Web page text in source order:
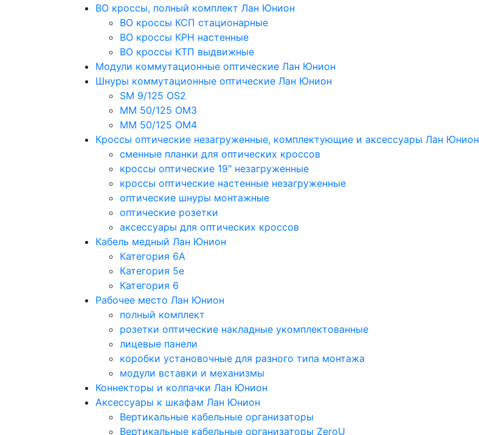
ВО кроссы, полный комплект Лан Юнион
ВО кроссы КСП стационарные
ВО кроссы КРН настенные
ВО кроссы КТП выдвижные
Модули коммутационные оптические Лан Юнион
Шнуры коммутационные оптические Лан Юнион
SM 9/125 OS2
MM 50/125 OM3
MM 50/125 OM4
Кроссы оптические незагруженные, комплектующие и аксессуары Лан Юнион
сменные планки для оптических кроссов
кроссы оптические 19" незагруженные
кроссы оптические настенные незагруженные
оптические шнуры монтажные
оптические розетки
аксессуары для оптических кроссов
Кабель медный Лан Юнион
Категория 6A
Категория 5e
Категория 6
Рабочее место Лан Юнион
полный комплект
розетки оптические накладные укомплектованные
лицевые панели
коробки установочные для разного типа монтажа
модули вставки и механизмы
Коннекторы и колпачки Лан Юнион
Аксессуары к шкафам Лан Юнион
Вертикальные кабельные организаторы
Вертикальные кабельные организаторы ZeroU